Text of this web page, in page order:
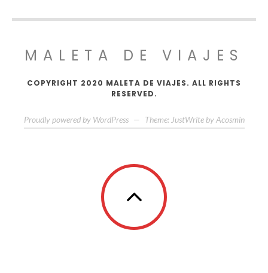
MALETA DE VIAJES
COPYRIGHT 2020 MALETA DE VIAJES. ALL RIGHTS
RESERVED.
Proudly powered by WordPress — Theme: JustWrite by Acosmin